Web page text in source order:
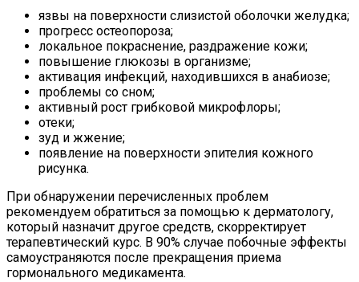
язвы на поверхности слизистой оболочки желудка;
прогресс остеопороза;
локальное покраснение, раздражение кожи;
повышение глюкозы в организме;
активация инфекций, находившихся в анабиозе;
проблемы со сном;
активный рост грибковой микрофлоры;
отеки;
зуд и жжение;
появление на поверхности эпителия кожного
рисунка.
При обнаружении перечисленных проблем
рекомендуем обратиться за помощью к дерматологу,
который назначит другое средств, скорректирует
терапевтический курс. В 90% случае побочные эффекты
самоустраняются после прекращения приема
гормонального медикамента.